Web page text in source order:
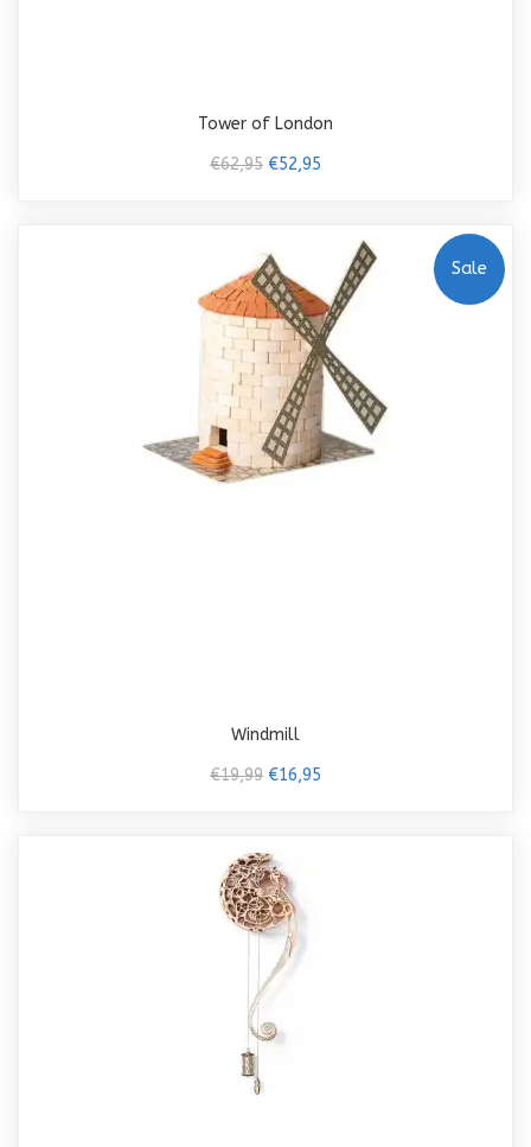
Tower of London
€62,95 €52,95
Sale
Windmill
€19,99 €16,95